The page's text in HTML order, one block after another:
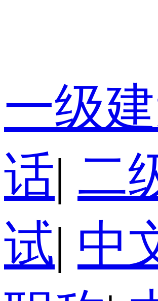
一级
话| 二
试| 中